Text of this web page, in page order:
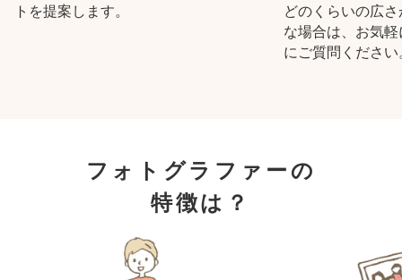
トを提案します。
どのくらいの広
な場合は、お気
にご質問ください
フォトグラファーの
特徴は？